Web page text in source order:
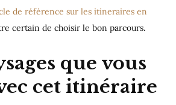
de référence sur les itineraires en
certain de choisir le bon parcours.
que vous
cet itinéraire